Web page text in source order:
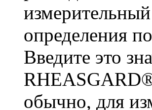
определения
Введите это
RHEASGARD®
обычно, для